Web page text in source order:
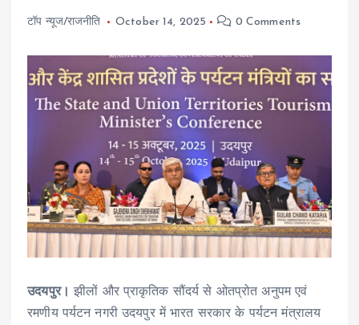
टॉप न्यूज/राजनीति October 14, 2025 0 Comments
उदयपुर।झीलों और प्राकृतिक सौंदर्य से ओतप्रोत अनुपम एवं
रमणीय पर्यटन नगरी उदयपुर में भारत सरकार के पर्यटन मंत्रालय